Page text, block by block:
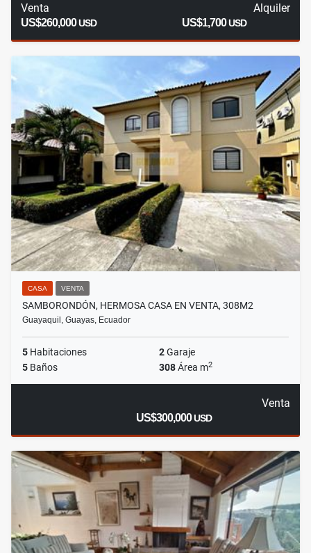
Venta
US$260,000USD
Alquiler
US$1,700USD
CASA VENTA
SAMBORONDÓN, HERMOSA CASA EN VENTA, 308M2
Guayaquil, Guayas, Ecuador
5 Habitaciones 2Garaje
5 Baños 308Área m2
Venta
US$300,000USD